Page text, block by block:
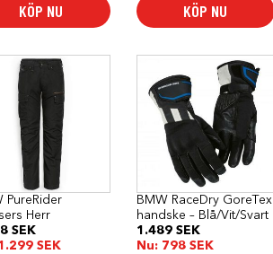
KÖP NU KÖP NU
PureRider
Herr
SEK
SEK
BMW RaceDry GoreTex
handske – Blå/Vit/Svart
1.489 SEK
Nu: 798 SEK
produkten
har
flera
varianter.
alternativen
kan
väljas
på
produktsidan